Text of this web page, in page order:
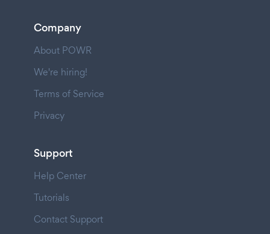
Company
About POWR
We're hiring!
Terms of Service
Privacy
Support
Help Center
Tutorials
Contact Support